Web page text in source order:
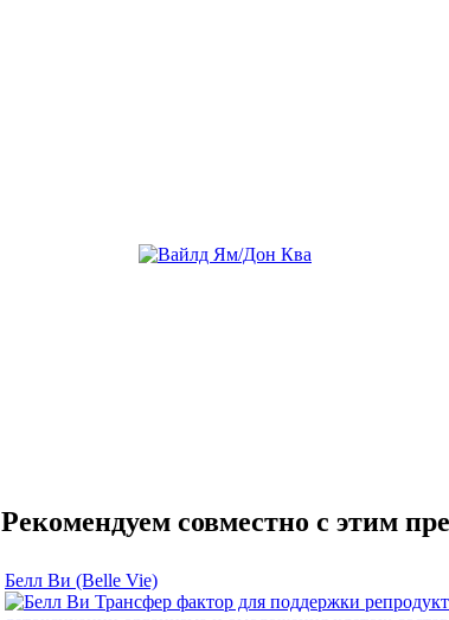
Рекомендуем совместно с этим
Белл Ви (Belle Vie)